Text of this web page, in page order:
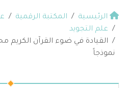
الرئيسية المكتبة الرقمية
علم التجويد
القيادة في ضوء القرآن الكريم
نموذجاً